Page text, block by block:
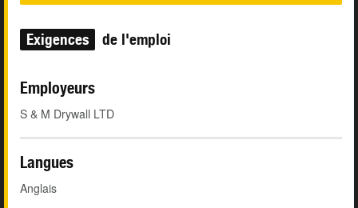
Exigences de l'emploi
Employeurs
S & M Drywall LTD
Langues
Anglais